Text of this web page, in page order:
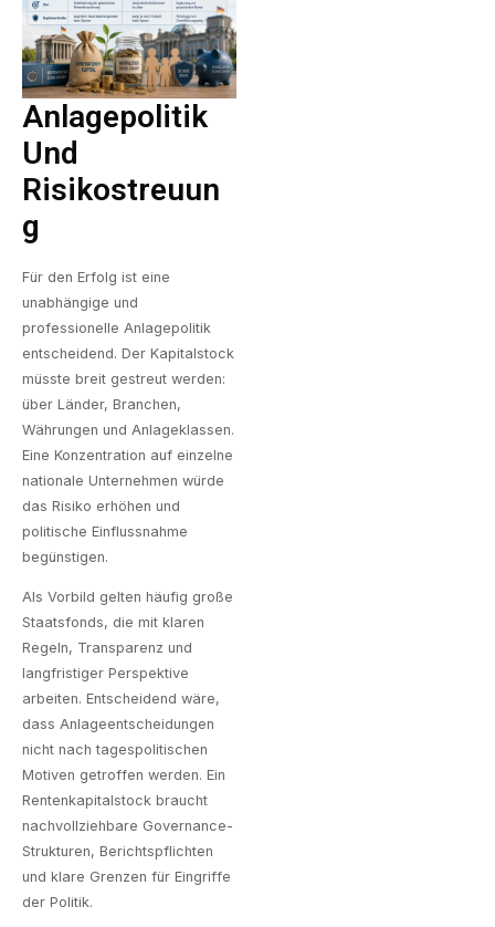
Anlagepolitik
Und
Risikostreuun
G
Für den Erfolg ist eine
unabhängige und
professionelle Anlagepolitik
entscheidend. Der Kapitalstock
müsste breit gestreut werden:
über Länder, Branchen,
Währungen und Anlageklassen.
Eine Konzentration auf einzelne
nationale Unternehmen würde
das Risiko erhöhen und
politische Einflussnahme
begünstigen.
Als Vorbild gelten häufig große
Staatsfonds, die mit klaren
Regeln, Transparenz und
langfristiger Perspektive
arbeiten. Entscheidend wäre,
dass Anlageentscheidungen
nicht nach tagespolitischen
Motiven getroffen werden. Ein
Rentenkapitalstock braucht
nachvollziehbare Governance-
Strukturen, Berichtspflichten
und klare Grenzen für Eingriffe
der Politik.